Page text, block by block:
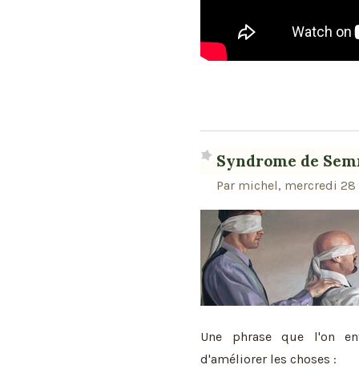
Syndrome de
Par michel, mercredi 28
Une phrase que l'on
d'améliorer les choses :